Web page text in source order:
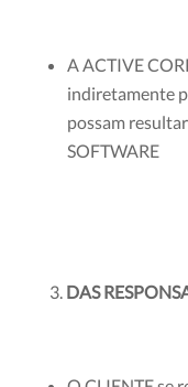
A ACTIVE
indiretamente
possam
SOFTWARE
DAS